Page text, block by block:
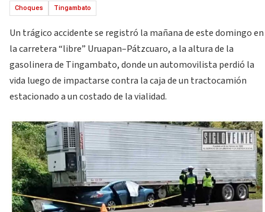
Choques Tingambato
Un trágico accidente se registró la mañana de este domingo en
la carretera “libre” Uruapan–Pátzcuaro, a la altura de la
gasolinera de Tingambato, donde un automovilista perdió la
vida luego de impactarse contra la caja de un tractocamión
estacionado a un costado de la vialidad.